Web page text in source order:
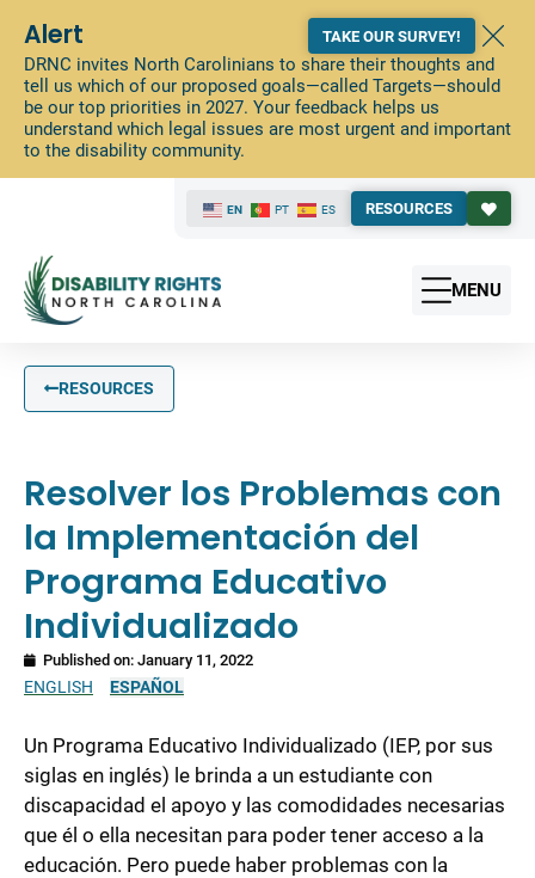
Alert
DRNC invites North Carolinians to share their thoughts and
tell us which of our proposed goals—called Targets—should
be our top priorities in 2027. Your feedback helps us
understand which legal issues are most urgent and important
to the disability community.
TAKE OUR SURVEY!
EN PT ES RESOURCES
MENU
RESOURCES
Resolver los Problemas con
la Implementación del
Programa Educativo
Individualizado
Published on: January 11, 2022
Translations
ENGLISH ESPAÑOL
Un Programa Educativo Individualizado (IEP, por sus
siglas en inglés) le brinda a un estudiante con
discapacidad el apoyo y las comodidades necesarias
que él o ella necesitan para poder tener acceso a la
educación. Pero puede haber problemas con la